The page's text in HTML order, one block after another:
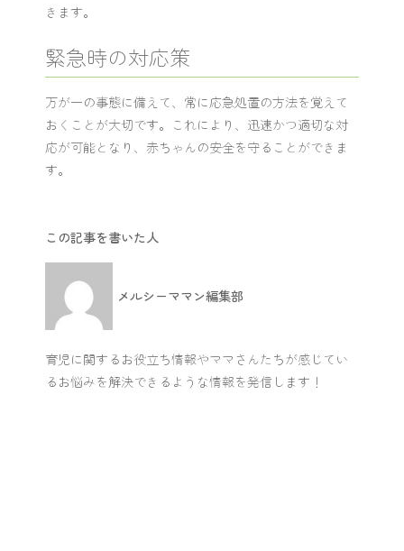
きます。
緊急時の対応策
万が一の事態に備えて、常に応急処置の方法を覚えて
おくことが大切です。これにより、迅速かつ適切な対
応が可能となり、赤ちゃんの安全を守ることができま
す。
この記事を書いた人
メルシーママン編集部
育児に関するお役立ち情報やママさんたちが感じてい
るお悩みを解決できるような情報を発信します！